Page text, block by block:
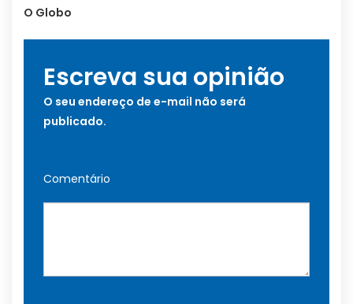
O Globo
Escreva sua opinião
O seu endereço de e-mail não será
publicado.
Comentário